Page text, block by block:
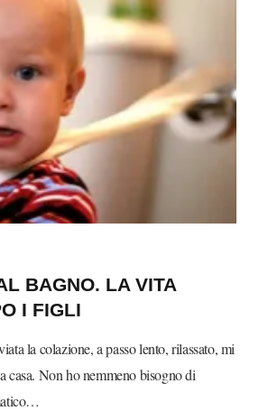
BAGNO. LA VITA
I FIGLI
la colazione, a passo lento, rilassato, mi
casa. Non ho nemmeno bisogno di